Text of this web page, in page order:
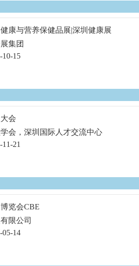
康与营养保健品展|深圳健康展
集团
10-15
会
会，深圳国际人才交流中心
21
览会CBE
限公司
05-14